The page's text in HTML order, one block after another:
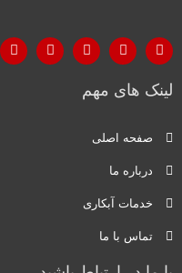
لینک های مهم
صفحه اصلی
درباره ما
خدمات آبکاری
تماس با ما